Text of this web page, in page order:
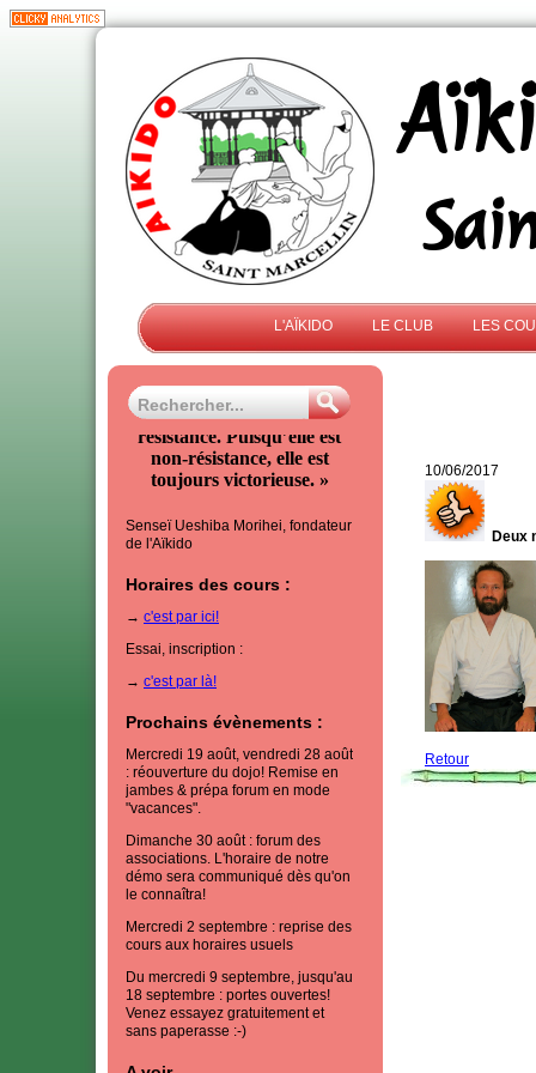
L'AÏKIDO LE CLUB LES
« L’Aïkido est la non-
résistance. Puisqu’elle est
non-résistance, elle est
toujours victorieuse. »
Senseï Ueshiba Morihei, fondateur
de l'Aïkido
Horaires des cours :
c'est par ici!
Essai, inscription :
c'est par là!
Prochains évènements :
Mercredi 19 août, vendredi 28 août
: réouverture du dojo! Remise en
jambes & prépa forum en mode
"vacances".
Dimanche 30 août : forum des
associations. L'horaire de notre
démo sera communiqué dès qu'on
le connaîtra!
Mercredi 2 septembre : reprise des
cours aux horaires usuels
Du mercredi 9 septembre, jusqu'au
18 septembre : portes ouvertes!
Venez essayez gratuitement et
sans paperasse :-)
A voir...
10/06/2017
Deux
Retour